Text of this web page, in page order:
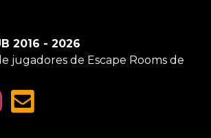
2016 - 2026
jugadores de Escape Rooms de